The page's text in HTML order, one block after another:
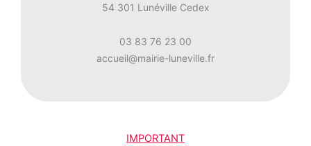
54 301 Lunéville Cedex
03 83 76 23 00
accueil@mairie-luneville.fr
IMPORTANT